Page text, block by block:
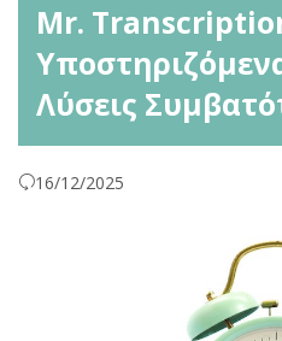
Mr.
Λύσεις
16/12/2025